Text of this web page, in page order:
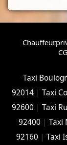
Taxi
92014| Taxi
92600 |Taxi
92400 |Taxi
92160 |Taxi